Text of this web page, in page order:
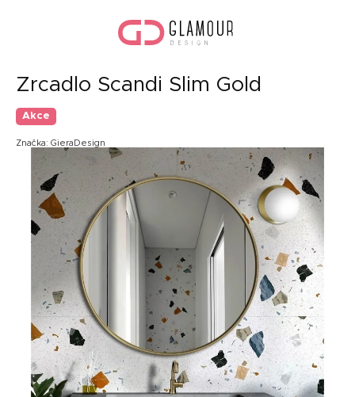
Zrcadlo Scandi Slim Gold
Akce
Značka: GieraDesign